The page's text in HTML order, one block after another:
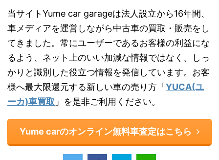
当サイトYume car garageは法人設立から16年間、
車メディアを運営しながら中古車の買取・販売をし
てきました。常にユーザーであるお客様の利益にな
るよう、ネット上のいい加減な情報ではなく、しっ
かりと識別した役立つ情報を発信しています。お客
様へ最大限還元する新しい車の売り方「 YUCA(ユ
ーカ)車買取 」を是非ご利用ください。
Yume carのオンライン無料車査定はこちら